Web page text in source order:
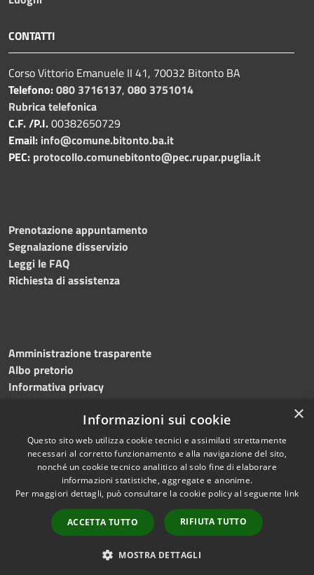
CONTATTI
Corso Vittorio Emanuele II 41, 70032 Bitonto BA
Telefono:080 3716137, 080 3751014
Rubrica telefonica
C.F. /P.I.00382650729
Email: info@comune.bitonto.ba.it
PEC: protocollo.comunebitonto@pec.rupar.puglia.it
Prenotazione appuntamento
Segnalazione disservizio
Leggi le FAQ
Richiesta di assistenza
Amministrazione trasparente
Albo pretorio
Informativa privacy
Dichiarazione di accessibilità Meccanismo di feedback
RSS
Accessibilità
Copyright © 2026 • Comune di
Bitonto • Powered by
Municipium•
Accesso
redazione
×
Informazioni sui cookie
Questo sito web utilizza cookie tecnici e assimilati strettamente
necessari al corretto funzionamento e alla navigazione del sito,
nonché un cookie tecnico analitico al solo fine di elaborare
informazioni statistiche, aggregate e anonime.
Per maggiori dettagli, può consultare la cookie policy al seguente link
ACCETTA TUTTO RIFIUTA TUTTO
MOSTRA DETTAGLI